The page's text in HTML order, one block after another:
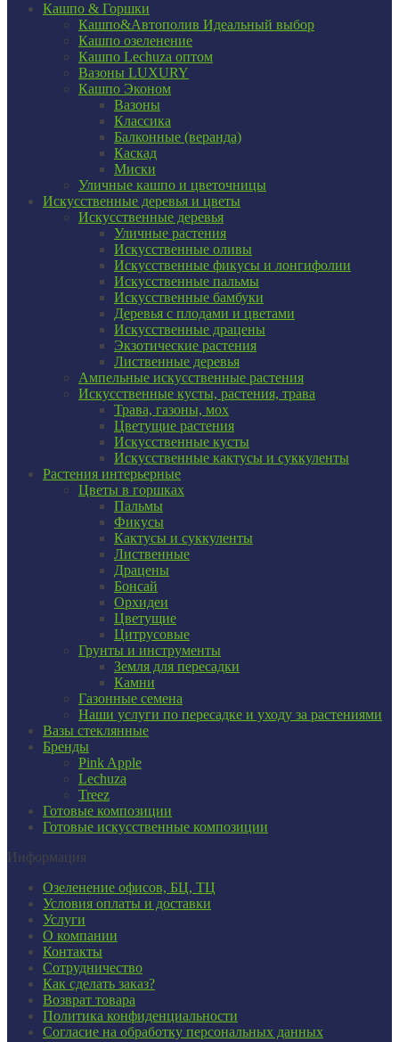
Кашпо & Горшки
Кашпо&Автополив Идеальный выбор
Кашпо озеленение
Кашпо Lechuza оптом
Вазоны LUXURY
Кашпо Эконом
Вазоны
Классика
Балконные (веранда)
Каскад
Миски
Уличные кашпо и цветочницы
Искусственные деревья и цветы
Искусственные деревья
Уличные растения
Искусственные оливы
Искусственные фикусы и лонгифолии
Искусственные пальмы
Искусственные бамбуки
Деревья с плодами и цветами
Искусственные драцены
Экзотические растения
Лиственные деревья
Ампельные искусственные растения
Искусственные кусты, растения, трава
Трава, газоны, мох
Цветущие растения
Искусственные кусты
Искусственные кактусы и суккуленты
Растения интерьерные
Цветы в горшках
Пальмы
Фикусы
Кактусы и суккуленты
Лиственные
Драцены
Бонсай
Орхидеи
Цветущие
Цитрусовые
Грунты и инструменты
Земля для пересадки
Камни
Газонные семена
Наши услуги по пересадке и уходу за растениями
Вазы стеклянные
Бренды
Pink Apple
Lechuza
Treez
Готовые композиции
Готовые искусственные композиции
Информация
Озеленение офисов, БЦ, ТЦ
Условия оплаты и доставки
Услуги
О компании
Контакты
Сотрудничество
Как сделать заказ?
Возврат товара
Политика конфиденциальности
Согласие ​на обработку персональных данных